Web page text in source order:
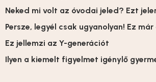
Neked mi volt az óvodai jeled? Ezt
Persze, legyél csak ugyanolyan! Ez
Ez jellemzi az Y-generációt
Ilyen a kiemelt figyelmet igénylő